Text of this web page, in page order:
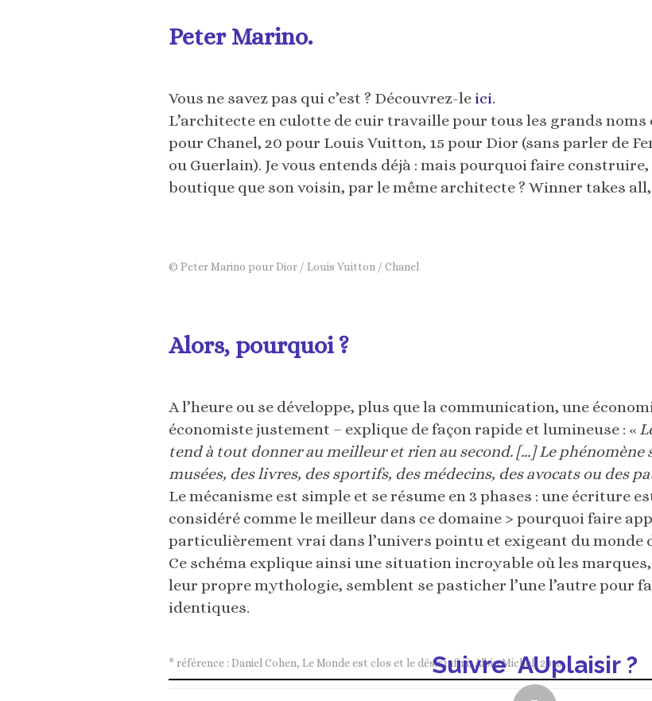
Peter Marino.
Vous ne savez pas qui c’est ? Découvrez-leici.
L’architecte en culotte de cuir travaille pour tous les grands noms
pour Chanel, 20 pour Louis Vuitton, 15 pour Dior (sans parler de
ou Guerlain). Je vous entends déjà : mais pourquoi faire
boutique que son voisin, par le même architecte ? Winner takes
© Peter Marino pour Dior / Louis Vuitton / Chanel
Alors, pourquoi ?
A l’heure ou se développe, plus que la communication, une
économiste justement – explique de façon rapide et lumineuse : «
tend à tout donner au meilleur et rien au second. […] Le phénomène
musées, des livres, des sportifs, des médecins, des avocats ou des
Le mécanisme est simple et se résume en 3 phases : une écriture
considéré comme le meilleur dans ce domaine > pourquoi faire
particulièrement vrai dans l’univers pointu et exigeant du monde
Ce schéma explique ainsi une situation incroyable où les
leur propre mythologie, semblent se pasticher l’une l’autre pour
identiques.
* référence : Daniel Cohen, Le Monde est clos et le désir infini, Albin Michel, 2015.
Suivre AUplaisir ?